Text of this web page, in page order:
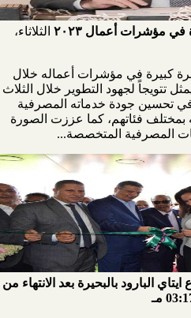
مؤشرات أعمال ٢٠٢٣
الثلاثاء،
كبيرة في مؤشرات أعماله خلال
من عام 2023، بما يمثل تتويجاً لجهود التطوير خلال الثلاث
تحسين جودة خدماته المصرفية
بمختلف فئاتهم، كما عززت الصورة
المصرفية المتخصصة...
البارود بالبحيرة بعد الانتهاء من
مـ